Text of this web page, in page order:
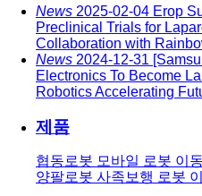
News 2025-02-04 Erop
Preclinical Trials for
Collaboration with
News 2024-12-31
Electronics To Become
Robotics Accelerating
제품
협동로봇 모바일 로봇 이
양팔로봇 사족보행 로봇